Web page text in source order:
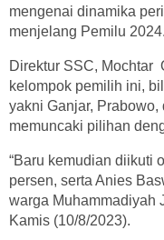
mengenai dinamika
menjelang Pemilu 2024.
Direktur SSC, Mochtar
kelompok pemilih ini,
yakni Ganjar,
memuncaki pilihan
“Baru kemudian diikuti
persen, serta Anies
warga Muhammadiyah
Kamis (10/8/2023).